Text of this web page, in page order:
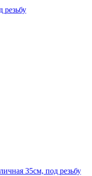
резьбу
35см, под резьбу